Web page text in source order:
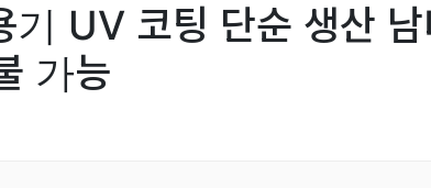
기 UV 코팅 단순 생산
가능